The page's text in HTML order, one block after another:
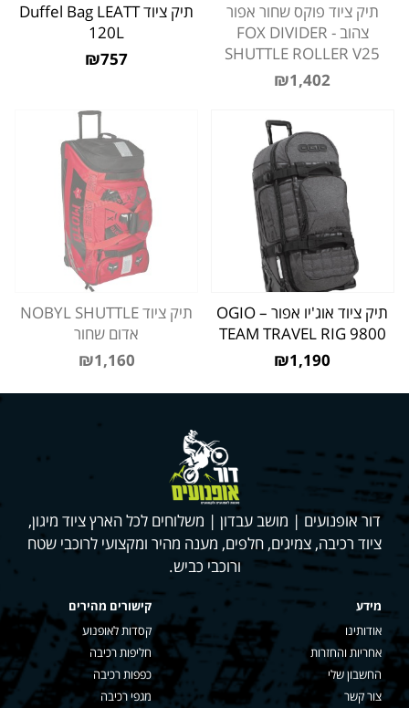
תיק ציוד פוקס שחור אפור
צהוב - FOX DIVIDER
SHUTTLE ROLLER V25
₪1,402
תיק ציוד Duffel Bag LEATT
120L
₪757
תיק ציוד אוג'יו אפור – OGIO
TEAM TRAVEL RIG 9800
₪1,190
תיק ציוד NOBYL SHUTTLE
אדום שחור
₪1,160
דור אופנועים | מושב עבדון | משלוחים לכל הארץ ציוד מיגון,
ציוד רכיבה, צמיגים, חלפים, מענה מהיר ומקצועי לרוכבי שטח
ורוכבי כביש.
מידע
אודותינו
אחריות והחזרות
החשבון שלי
צור קשר
קישורים מהירים
קסדות לאופנוע
חליפות רכיבה
כפפות רכיבה
מגפי רכיבה